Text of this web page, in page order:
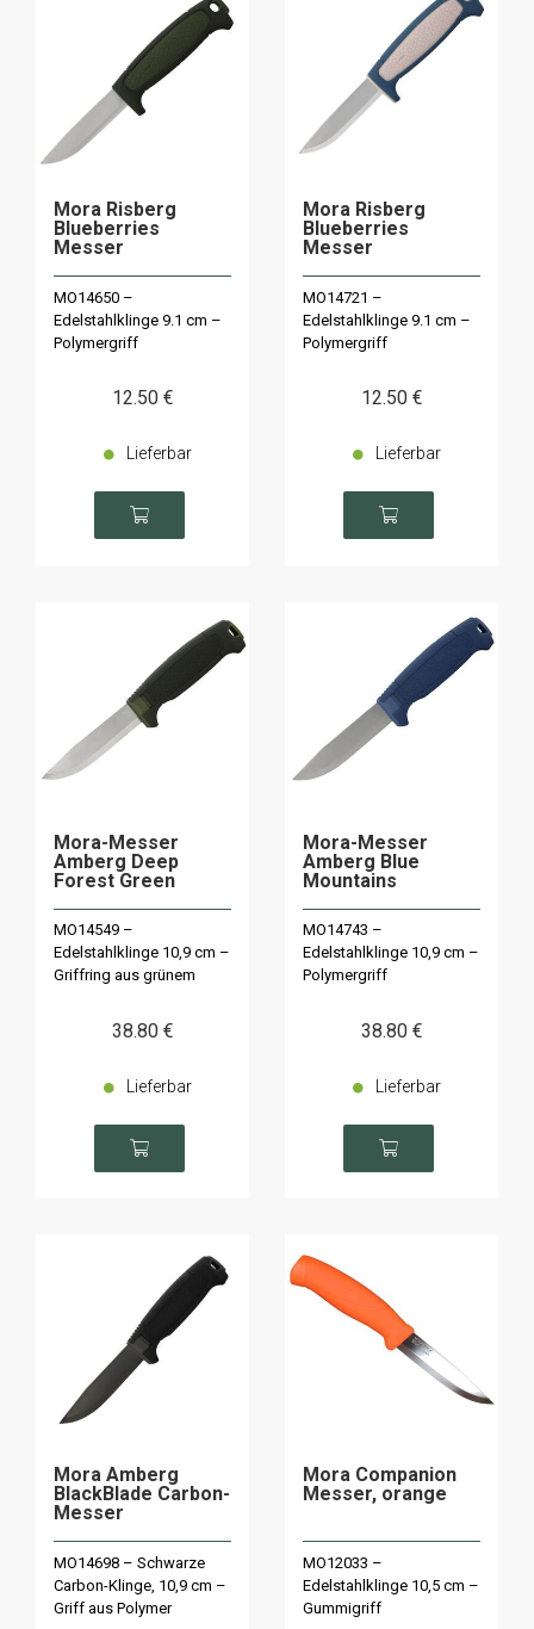
Mora Risberg
Blueberries
Messer
MO14650 –
Edelstahlklinge 9.1 cm –
Polymergriff
12.50 €
Lieferbar
Mora Risberg
Blueberries
Messer
MO14721 –
Edelstahlklinge 9.1 cm –
Polymergriff
12.50 €
Lieferbar
Mora-Messer
Amberg Deep
Forest Green
MO14549 –
Edelstahlklinge 10,9 cm –
Griffring aus grünem
38.80 €
Lieferbar
Mora-Messer
Amberg Blue
Mountains
MO14743 –
Edelstahlklinge 10,9 cm –
Polymergriff
38.80 €
Lieferbar
Mora Amberg
BlackBlade Carbon-
Messer
MO14698 – Schwarze
Carbon-Klinge, 10,9 cm –
Griff aus Polymer
Mora Companion
Messer, orange
MO12033 –
Edelstahlklinge 10,5 cm –
Gummigriff